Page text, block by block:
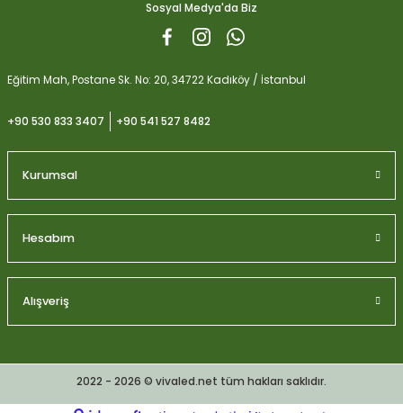
Sosyal Medya'da Biz
Eğitim Mah, Postane Sk. No: 20, 34722 Kadıköy / İstanbul
+90 530 833 3407 +90 541 527 8482
Kurumsal
Hesabım
Alışveriş
2022 - 2026 © vivaled.net tüm hakları saklıdır.